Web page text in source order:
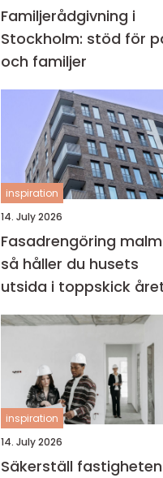
Familjerådgivning i
Stockholm: stöd för
och familjer
inspiration
14. July 2026
Fasadrengöring
så håller du husets
utsida i toppskick
runt
inspiration
14. July 2026
Säkerställ